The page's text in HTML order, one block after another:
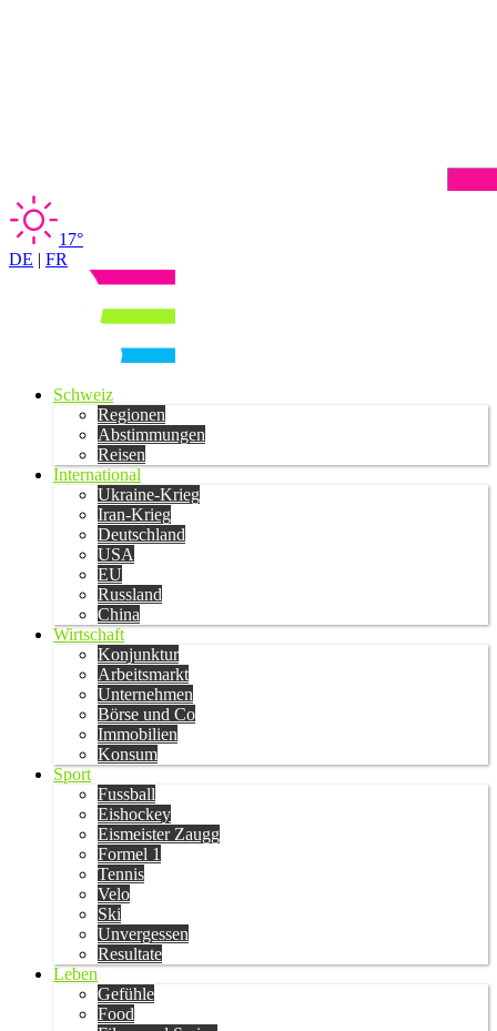
17°
DE | FR
Schweiz
Regionen
Abstimmungen
Reisen
International
Ukraine-Krieg
Iran-Krieg
Deutschland
USA
EU
Russland
China
Wirtschaft
Konjunktur
Arbeitsmarkt
Unternehmen
Börse und Co
Immobilien
Konsum
Sport
Fussball
Eishockey
Eismeister Zaugg
Formel 1
Tennis
Velo
Ski
Unvergessen
Resultate
Leben
Gefühle
Food